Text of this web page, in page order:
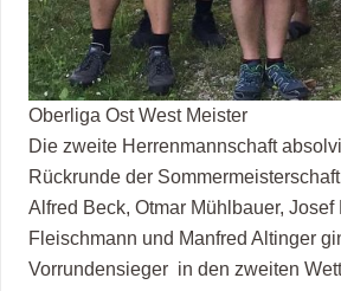
Oberliga Ost West Meister
Die zweite Herrenmannschaft
Rückrunde der
Alfred Beck, Otmar Mühlbauer, Josef
Fleischmann und Manfred Altinger
Vorrundensieger in den zweiten